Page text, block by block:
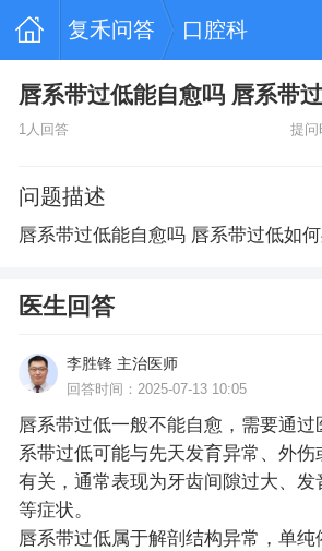
复禾问答 口腔科
唇系带过低能自愈吗 唇系带
1人回答 提问
问题描述
唇系带过低能自愈吗 唇系带过低如
医生回答
李胜锋 主治医师
回答时间：2025-07-13 10:05
唇系带过低一般不能自愈，需要通
系带过低可能与先天发育异常、外
有关，通常表现为牙齿间隙过大、发
等症状。
唇系带过低属于解剖结构异常，单纯